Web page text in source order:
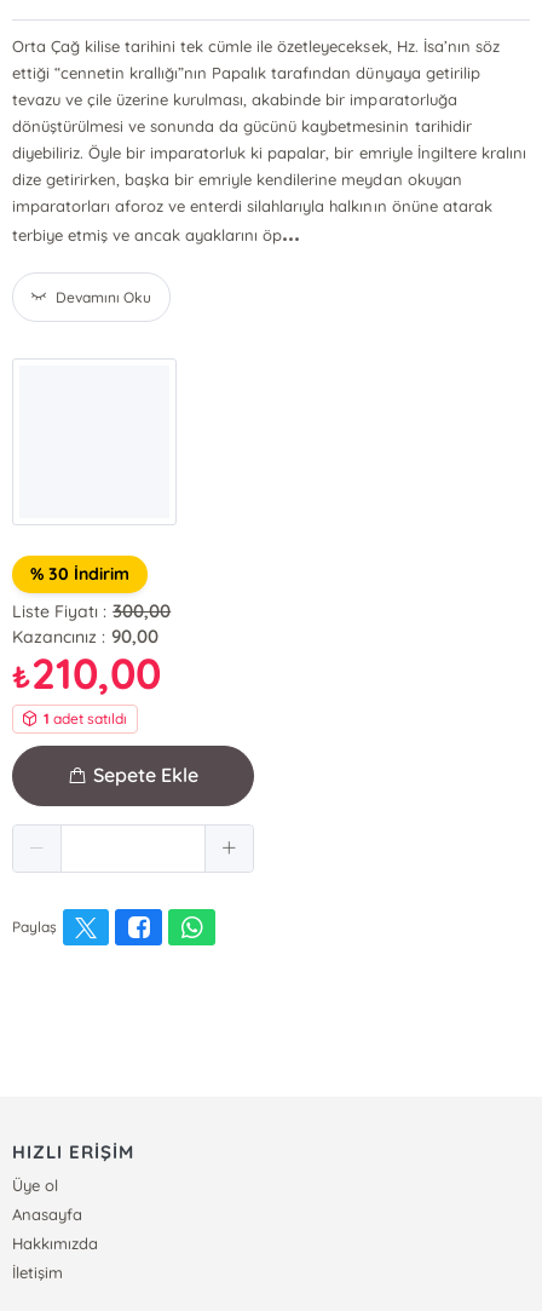
Orta Çağ kilise tarihini tek cümle ile özetleyeceksek, Hz. İsa’nın söz
ettiği “cennetin krallığı”nın Papalık tarafından dünyaya getirilip
tevazu ve çile üzerine kurulması, akabinde bir imparatorluğa
dönüştürülmesi ve sonunda da gücünü kaybetmesinin tarihidir
diyebiliriz. Öyle bir imparatorluk ki papalar, bir emriyle İngiltere kralını
dize getirirken, başka bir emriyle kendilerine meydan okuyan
imparatorları aforoz ve enterdi silahlarıyla halkının önüne atarak
terbiye etmiş ve ancak ayaklarını öp...
Devamını Oku
% 30 İndirim
Liste Fiyatı : 300,00
Kazancınız : 90,00
₺210,00
1 adet satıldı
Sepete Ekle
Paylaş
HIZLI ERİŞİM
Üye ol
Anasayfa
Hakkımızda
İletişim